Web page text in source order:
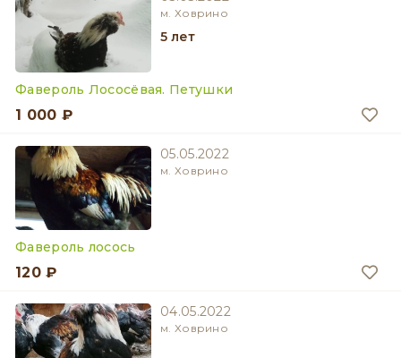
м. Ховрино
5 лет
Фавероль Лососёвая. Петушки
1 000 ₽
05.05.2022
м. Ховрино
Фавероль лосось
120 ₽
04.05.2022
м. Ховрино